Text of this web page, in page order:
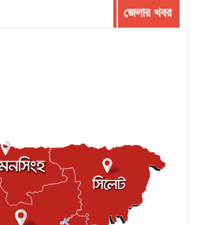
লঙ্কান কোচকে ২০ বছরের জন্য নিষিদ্ধ ঘোষণা
সেপ্টেম্বর ২০, ২০২৪
জেলার খবর